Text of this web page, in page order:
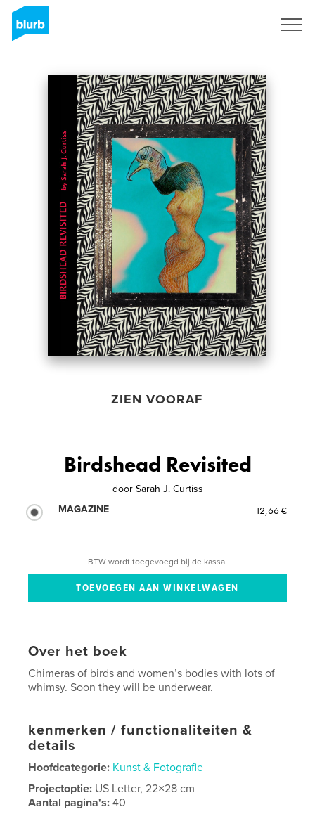
ZIEN VOORAF
Birdshead Revisited
door Sarah J. Curtiss
MAGAZINE
12,66 €
BTW wordt toegevoegd bij de kassa.
Over het boek
Chimeras of birds and women’s bodies with lots of
whimsy. Soon they will be underwear.
kenmerken / functionaliteiten &
details
Hoofdcategorie: Kunst & Fotografie
Projectoptie: US Letter, 22×28 cm
Aantal pagina's:40